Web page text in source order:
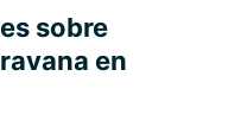
sobre
en